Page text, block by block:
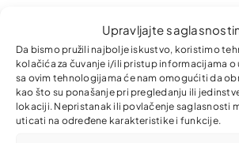
Upravljajte
Da bismo pružili najbolje iskustvo, koristimo
kolačića za čuvanje i/ili pristup informacijama o
sa ovim tehnologijama će nam omogućiti da
kao što su ponašanje pri pregledanju ili
lokaciji. Nepristanak ili povlačenje saglasnosti
uticati na određene karakteristike i funkcije.